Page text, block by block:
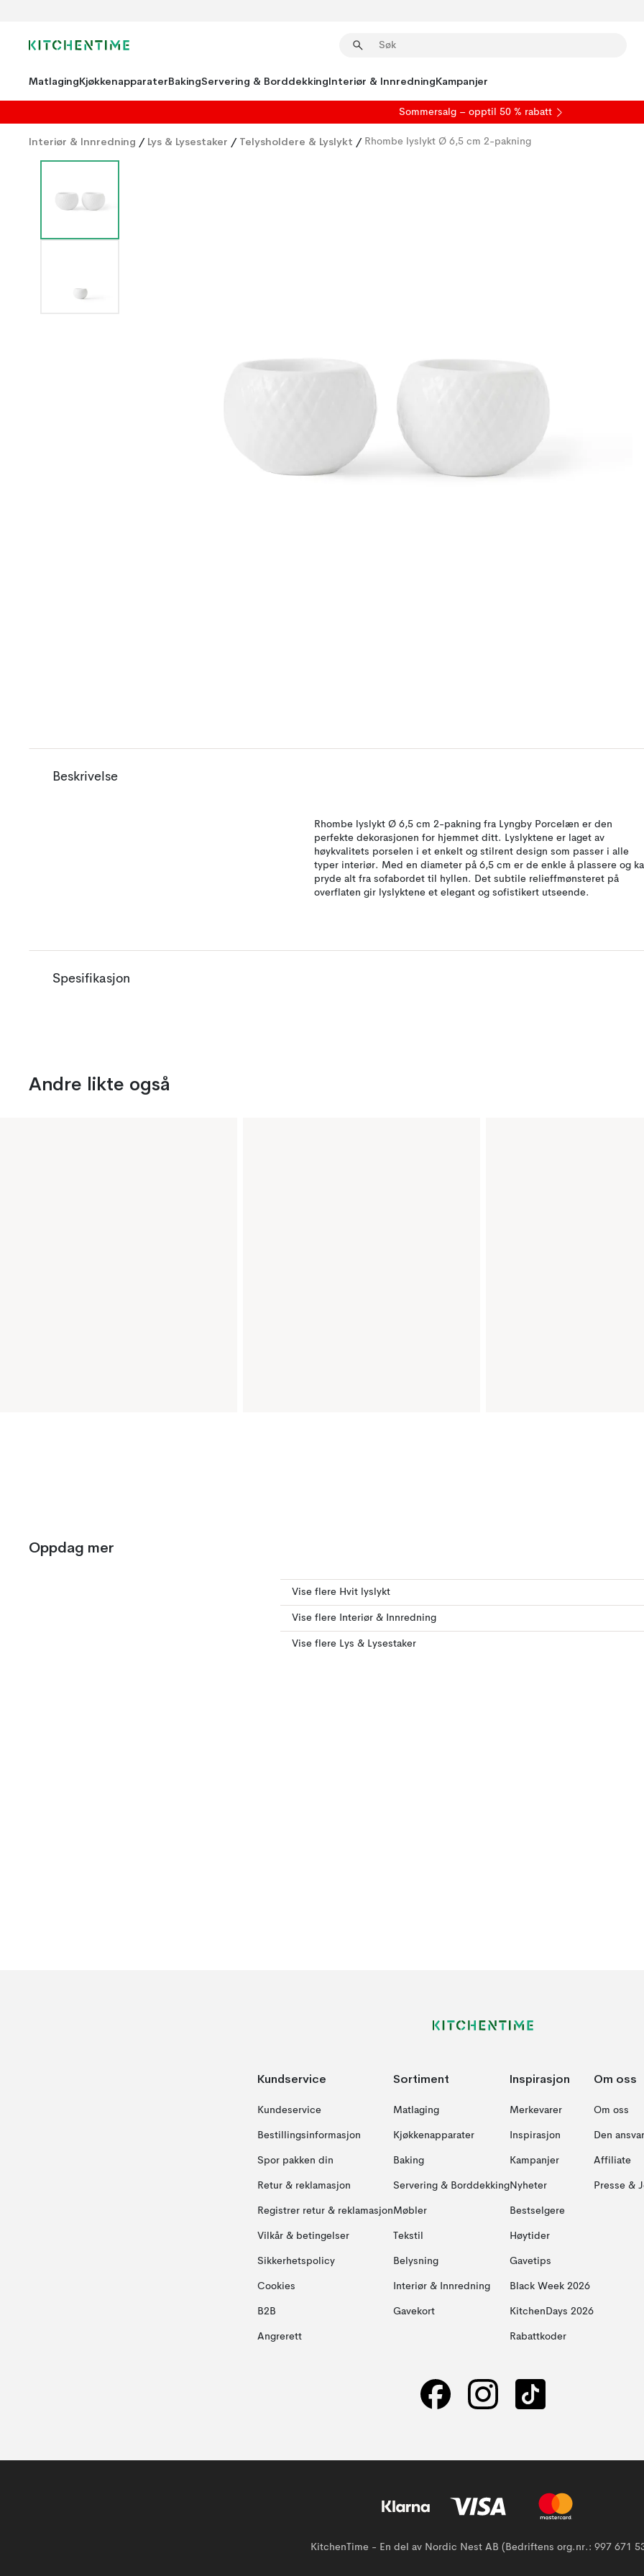
MatlagingKjøkkenapparaterBakingServering & BorddekkingInteriør & InnredningKampanjer
Sommersalg – opptil 50 % rabatt
Interiør & Innredning / Lys & Lysestaker / Telysholdere & Lyslykt / Rhombe lyslykt Ø 6,5 cm 2-pakning
Beskrivelse
Rhombe lyslykt Ø 6,5 cm 2-pakning fra Lyngby Porcelæn er den
perfekte dekorasjonen for hjemmet ditt. Lyslyktene er laget av
høykvalitets porselen i et enkelt og stilrent design som passer i alle
typer interiør. Med en diameter på 6,5 cm er de enkle å plassere og
pryde alt fra sofabordet til hyllen. Det subtile relieffmønsteret på
overflaten gir lyslyktene et elegant og sofistikert utseende.
Spesifikasjon
Andre likte også
Oppdag mer
Vise flere Hvit lyslykt
Vise flere Interiør & Innredning
Vise flere Lys & Lysestaker
Kundservice
Kundeservice
Bestillingsinformasjon
Spor pakken din
Retur & reklamasjon
Registrer retur & reklamasjon
Vilkår & betingelser
Sikkerhetspolicy
Cookies
B2B
Angrerett
Sortiment
Matlaging
Kjøkkenapparater
Baking
Servering & Borddekking
Møbler
Tekstil
Belysning
Interiør & Innredning
Gavekort
Inspirasjon
Merkevarer
Inspirasjon
Kampanjer
Nyheter
Bestselgere
Høytider
Gavetips
Black Week 2026
KitchenDays 2026
Rabattkoder
Om oss
Om oss
Den
Affiliate
Presse &
KitchenTime - En del av Nordic Nest AB (Bedriftens org.nr.: 997 671